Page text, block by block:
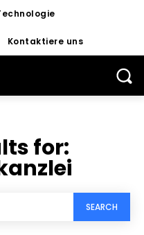
Kontaktiere uns
for:
SEARCH